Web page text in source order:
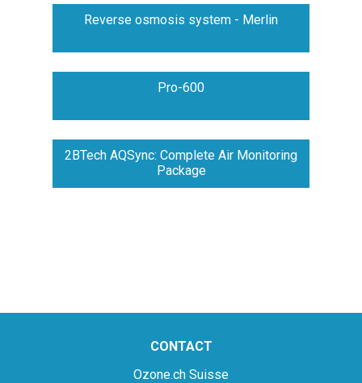
Reverse osmosis system - Merlin
Pro-600
2BTech AQSync: Complete Air Monitoring
Package
CONTACT
Ozone.ch Suisse